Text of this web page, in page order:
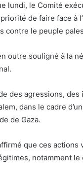
lundi, le Comité
de faire face à
contre le peuple
outre souligné à la
des agressions,
dans le cadre
de Gaza.
que ces
notamment